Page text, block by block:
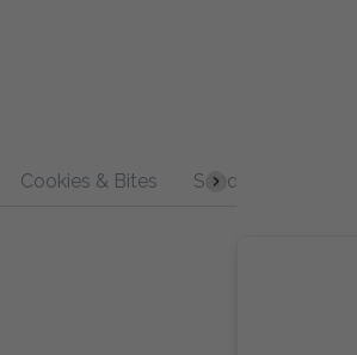
Cookies & Bites Sandwich